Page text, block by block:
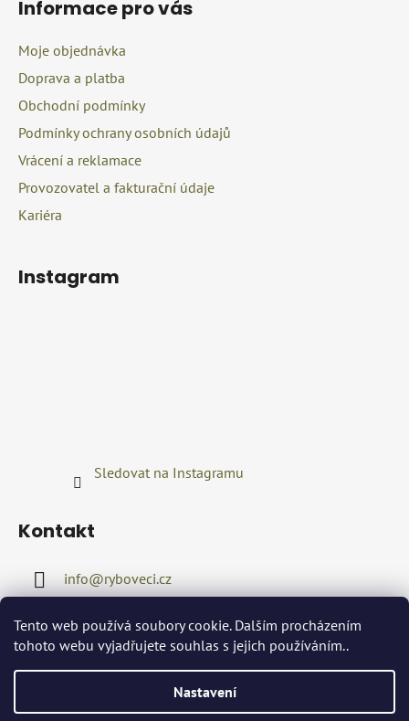
Tento web používá soubory cookie. Dalším procházením
tohoto webu vyjadřujete souhlas s jejich používáním..
Nastavení
Informace pro vás
Moje objednávka
Doprava a platba
Obchodní podmínky
Podmínky ochrany osobních údajů
Vrácení a reklamace
Provozovatel a fakturační údaje
Kariéra
Instagram
Sledovat na Instagramu
Kontakt
info@ryboveci.cz
+420722416689